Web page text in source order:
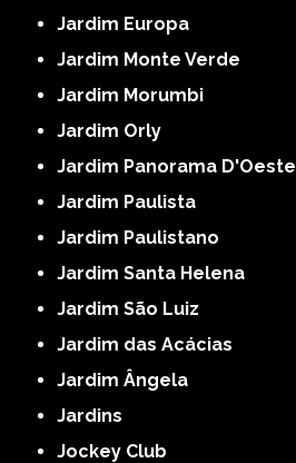
Jardim Europa
Jardim Monte Verde
Jardim Morumbi
Jardim Orly
Jardim Panorama D'Oeste
Jardim Paulista
Jardim Paulistano
Jardim Santa Helena
Jardim São Luiz
Jardim das Acácias
Jardim Ângela
Jardins
Jockey Club